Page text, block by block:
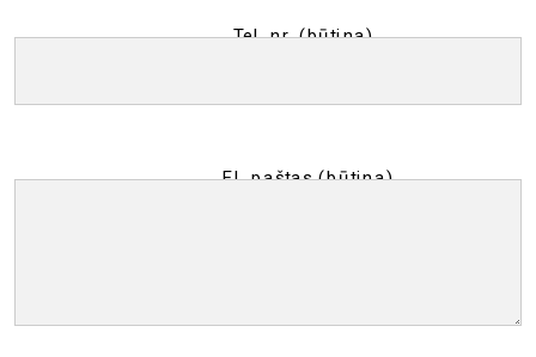
Tel. nr. (būtina)
El. paštas (būtina)